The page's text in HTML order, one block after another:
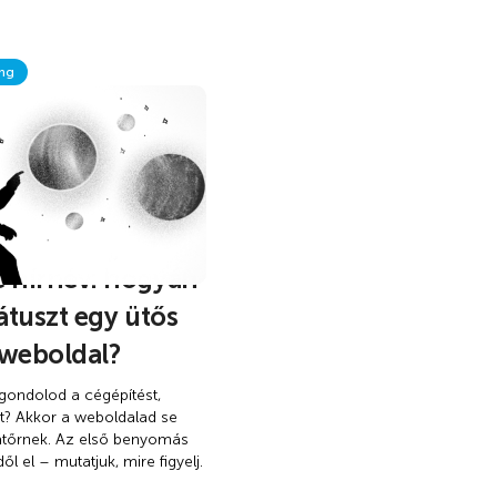
hírnév: hogyan
egy ütős
a cégépítést,
Akkor a weboldalad se
Az első benyomás
el – mutatjuk, mire figyelj.